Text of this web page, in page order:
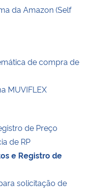
da Amazon (Self
de compra de
MUVIFLEX
de Preço
de RP
e Registro de
solicitação de